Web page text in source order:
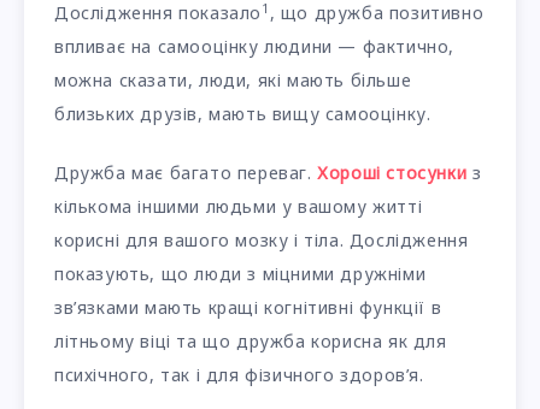
Дослідження показало 1 , що дружба позитивно
впливає на самооцінку людини — фактично,
можна сказати, люди, які мають більше
близьких друзів, мають вищу самооцінку.
Дружба має багато переваг.Хороші стосунки з
кількома іншими людьми у вашому житті
корисні для вашого мозку і тіла. Дослідження
показують, що люди з міцними дружніми
зв’язками мають кращі когнітивні функції в
літньому віці та що дружба корисна як для
психічного, так і для фізичного здоров’я.